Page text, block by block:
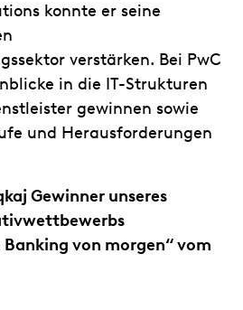
konnte er seine
verstärken. Bei PwC
in die IT-Strukturen
gewinnen sowie
und Herausforderungen
Gewinner unseres
von morgen“ vom